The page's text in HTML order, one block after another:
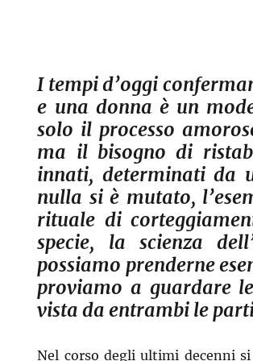
I tempi d’oggi
e una donna è un
solo il processo
ma il bisogno di
innati, determinati da
nulla si è mutato,
rituale di
specie, la scienza
possiamo prenderne
proviamo a guardare
vista da entrambi le
Nel corso degli ultimi decenni